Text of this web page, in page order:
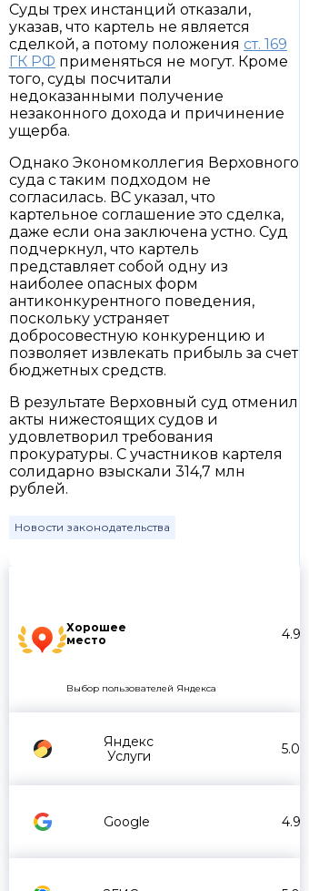
Хорошее
место
4.9
Выбор пользователей Яндекса
Яндекс
Услуги
5.0
Google 4.9
Суды трех инстанций отказали,
указав, что картель не является
сделкой, а потому положения ст. 169
ГК РФ применяться не могут. Кроме
того, суды посчитали
недоказанными получение
незаконного дохода и причинение
ущерба.
Однако Экономколлегия Верховного
суда с таким подходом не
согласилась. ВС указал, что
картельное соглашение это сделка,
даже если она заключена устно. Суд
подчеркнул, что картель
представляет собой одну из
наиболее опасных форм
антиконкурентного поведения,
поскольку устраняет
добросовестную конкуренцию и
позволяет извлекать прибыль за счет
бюджетных средств.
В результате Верховный суд отменил
акты нижестоящих судов и
удовлетворил требования
прокуратуры. С участников картеля
солидарно взыскали 314,7 млн
рублей.
Новости законодательства